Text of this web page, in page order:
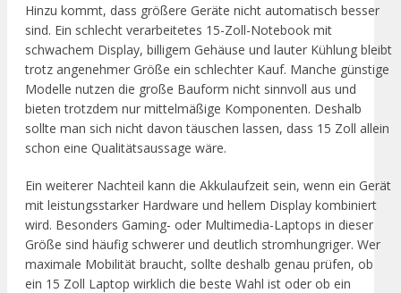
Hinzu kommt, dass größere Geräte nicht automatisch besser
sind. Ein schlecht verarbeitetes 15-Zoll-Notebook mit
schwachem Display, billigem Gehäuse und lauter Kühlung bleibt
trotz angenehmer Größe ein schlechter Kauf. Manche günstige
Modelle nutzen die große Bauform nicht sinnvoll aus und
bieten trotzdem nur mittelmäßige Komponenten. Deshalb
sollte man sich nicht davon täuschen lassen, dass 15 Zoll allein
schon eine Qualitätsaussage wäre.
Ein weiterer Nachteil kann die Akkulaufzeit sein, wenn ein Gerät
mit leistungsstarker Hardware und hellem Display kombiniert
wird. Besonders Gaming- oder Multimedia-Laptops in dieser
Größe sind häufig schwerer und deutlich stromhungriger. Wer
maximale Mobilität braucht, sollte deshalb genau prüfen, ob
ein 15 Zoll Laptop wirklich die beste Wahl ist oder ob ein